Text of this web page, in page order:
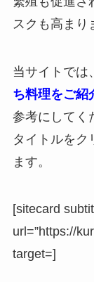
スクも高まり
当サイトでは、
ち料理をご紹
参考にしてく
タイトルをク
ます。
[sitecard
url=”https://
target=]